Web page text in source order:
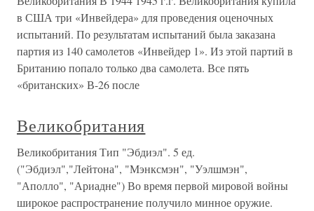
в США три «Инвейдера» для проведения оценочных
испытаний. По результатам испытаний была заказана
партия из 140 самолетов «Инвейдер 1». Из этой партий в
Британию попало только два самолета. Все пять
«британских» В-26 после
Великобритания
Великобритания Тип "Эбдиэл". 5 ед.
("Эбдиэл","Лейтона", "Мэнксмэн", "Уэлшмэн",
"Аполло", "Ариадне") Во время первой мировой войны
широкое распространение получило минное оружие.